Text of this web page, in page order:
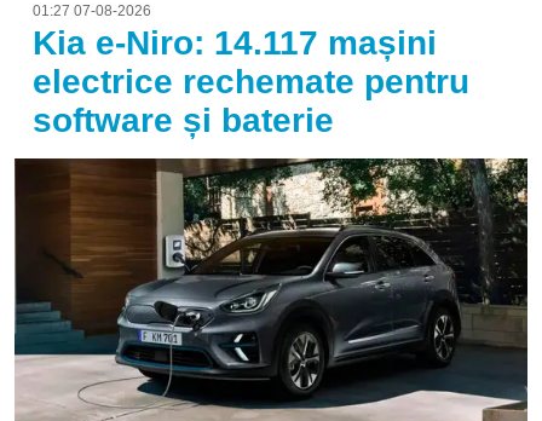
01:27 07-08-2026
Kia e-Niro: 14.117 mașini
electrice rechemate pentru
software și baterie